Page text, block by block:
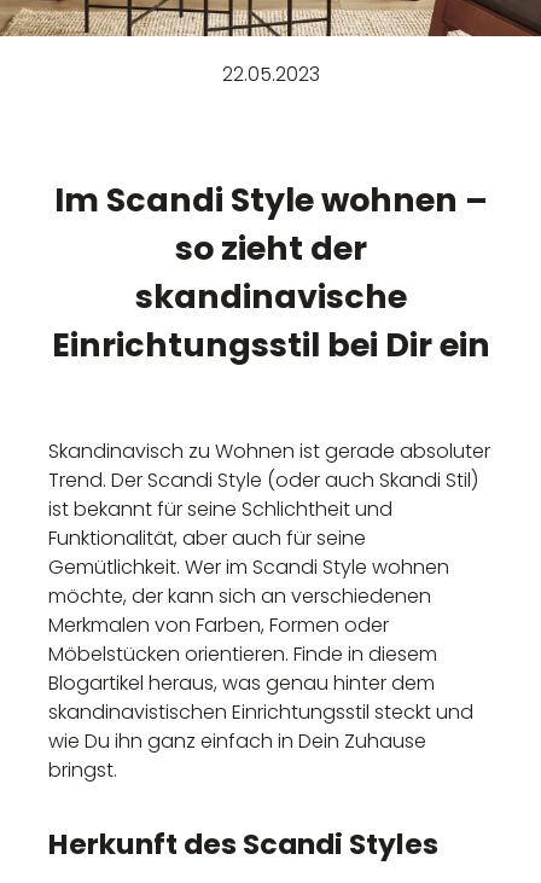
22.05.2023
Im Scandi Style wohnen –
so zieht der
skandinavische
Einrichtungsstil bei Dir ein
Skandinavisch zu Wohnen ist gerade absoluter
Trend. Der Scandi Style (oder auch Skandi Stil)
ist bekannt für seine Schlichtheit und
Funktionalität, aber auch für seine
Gemütlichkeit. Wer im Scandi Style wohnen
möchte, der kann sich an verschiedenen
Merkmalen von Farben, Formen oder
Möbelstücken orientieren. Finde in diesem
Blogartikel heraus, was genau hinter dem
skandinavistischen Einrichtungsstil steckt und
wie Du ihn ganz einfach in Dein Zuhause
bringst.
Herkunft des Scandi Styles